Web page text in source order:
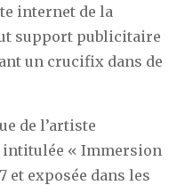
internet de la
support publicitaire
un crucifix dans de
de l’artiste
intitulée « Immersion
et exposée dans les